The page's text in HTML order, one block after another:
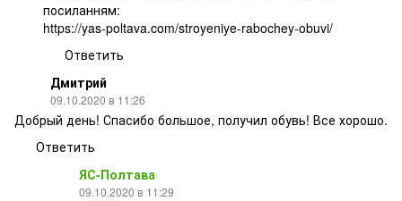
посиланням:
https://yas-poltava.com/stroyeniye-rabochey-obuvi/
Ответить
Дмитрий
09.10.2020 в 11:26
Добрый день! Спасибо большое, получил обувь! Все хорошо.
Ответить
ЯС-Полтава
09.10.2020 в 11:29